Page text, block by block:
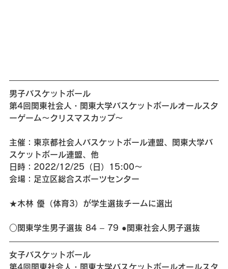
男子バスケットボール
第4回関東社会人・関東大学バスケットボールオールスタ
ーゲーム〜クリスマスカップ〜
主催：東京都社会人バスケットボール連盟、関東大学バ
スケットボール連盟、他
日時：2022/12/25（日）15:00～
会場：足立区総合スポーツセンター
★木林 優（体育3）が学生選抜チームに選出
○関東学生男子選抜 84 – 79 ●関東社会人男子選抜
女子バスケットボール
第4回関東社会人・関東大学バスケットボールオールスタ